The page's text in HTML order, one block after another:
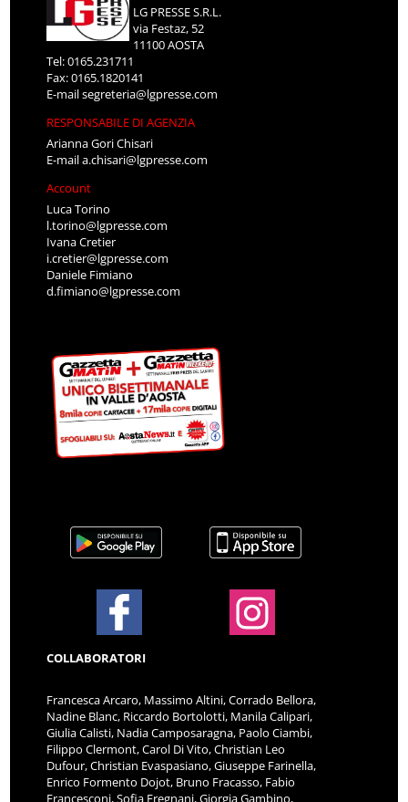
LG PRESSE S.R.L.
via Festaz, 52
11100 AOSTA
Tel: 0165.231711
Fax: 0165.1820141
E-mailsegreteria@lgpresse.com
RESPONSABILE DI AGENZIA
Arianna Gori Chisari
E-maila.chisari@lgpresse.com
Account
Luca Torino
l.torino@lgpresse.com
Ivana Cretier
i.cretier@lgpresse.com
Daniele Fimiano
d.fimiano@lgpresse.com
COLLABORATORI
Francesca Arcaro, Massimo Altini, Corrado Bellora,
Nadine Blanc, Riccardo Bortolotti, Manila Calipari,
Giulia Calisti, Nadia Camposaragna, Paolo Ciambi,
Filippo Clermont, Carol Di Vito, Christian Leo
Dufour, Christian Evaspasiano, Giuseppe Farinella,
Enrico Formento Dojot, Bruno Fracasso, Fabio
Francesconi, Sofia Fregnani, Giorgia Gambino,